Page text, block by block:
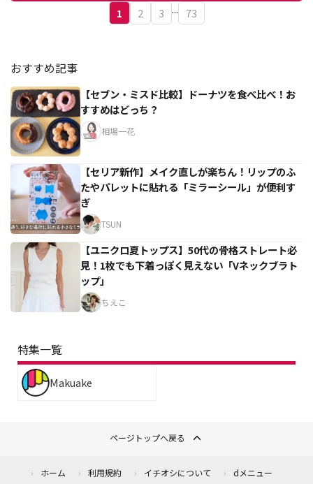
1 2 3 ... 73
おすすめ記事
【セブン・ミスド比較】ドーナツを食べ比べ！お
すすめはどっち？
相場一花
【セリア新作】メイク直しが楽ちん！リップのふ
たやパレットに貼れる「ミラーシール」が便利す
ぎ
TSUN
【ユニクロ夏トップス】50代の骨格ストレート必
見！1枚でも下着っぽく見えない「Vネックブラト
ップ」
ちえこ
特集一覧
Makuake
ページトップへ戻る
ホーム 利用規約 イチオシについて dメニュー